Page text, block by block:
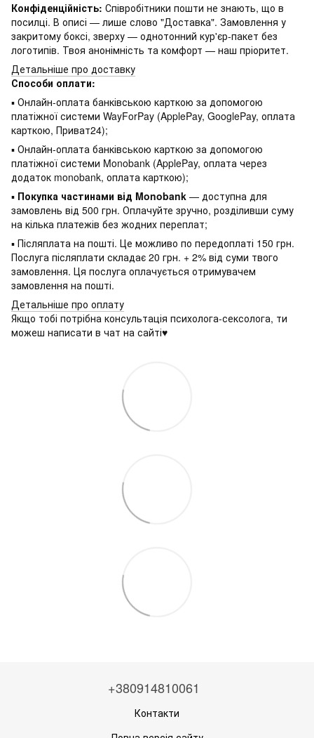
Конфіденційність: Співробітники пошти не знають, що в
посилці. В описі — лише слово "Доставка". Замовлення у
закритому боксі, зверху — однотонний кур'єр-пакет без
логотипів. Твоя анонімність та комфорт — наш пріоритет.
Детальніше про доставку
Способи оплати:
▪ Онлайн-оплата банківською карткою за допомогою
платіжної системи WayForPay (ApplePay, GooglePay, оплата
карткою, Приват24);
▪ Онлайн-оплата банківською карткою за допомогою
платіжної системи Monobank (ApplePay, оплата через
додаток monobank, оплата карткою);
▪ Покупка частинами від Monobank — доступна для
замовлень від 500 грн. Оплачуйте зручно, розділивши суму
на кілька платежів без жодних переплат;
▪ Післяплата на пошті. Це можливо по передоплаті 150 грн.
Послуга післяплати складає 20 грн. + 2% від суми твого
замовлення. Ця послуга оплачується отримувачем
замовлення на пошті.
Детальніше про оплату
Якщо тобі потрібна консультація психолога-сексолога, ти
можеш написати в чат на сайті♥
+380914810061
Контакти